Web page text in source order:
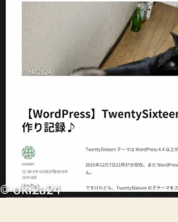
作
り
記
録
♪
の